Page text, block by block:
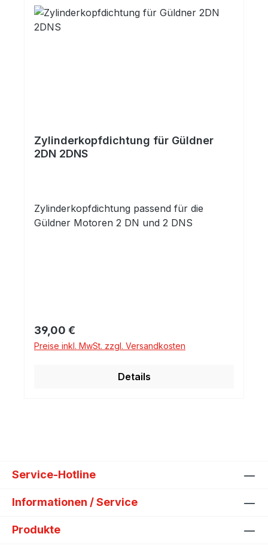
Zylinderkopfdichtung für Güldner
2DN 2DNS
Zylinderkopfdichtung passend für die
Güldner Motoren 2 DN und 2 DNS
Regulärer Preis:
39,00 €
Preise inkl. MwSt. zzgl. Versandkosten
Details
Service-Hotline
Informationen / Service
Produkte